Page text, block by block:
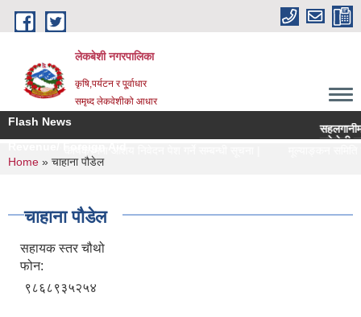
Skip to main content
लेकबेशी नगरपालिका
कृषि,पर्यटन र पू्र्वाधार
समृध्द लेकवेशीको आधार
Flash News
लकेवेशी
You are here
Home » चाहाना पौडेल
चाहाना पौडेल
सहायक स्तर चौथो
फोन:
९८६८९३५२५४